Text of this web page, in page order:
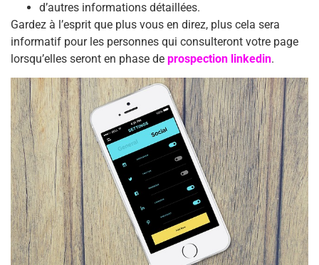
d’autres informations détaillées.
Gardez à l’esprit que plus vous en direz, plus cela sera
informatif pour les personnes qui consulteront votre page
lorsqu’elles seront en phase de prospection linkedin.